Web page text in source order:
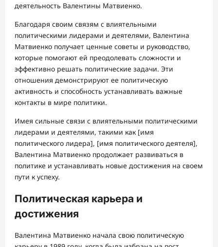
деятельность Валентины Матвиенко.
Благодаря своим связям с влиятельными
политическими лидерами и деятелями, Валентина
Матвиенко получает ценные советы и руководство,
которые помогают ей преодолевать сложности и
эффективно решать политические задачи. Эти
отношения демонстрируют ее политическую
активность и способность устанавливать важные
контакты в мире политики.
Имея сильные связи с влиятельными политическими
лидерами и деятелями, такими как [имя
политического лидера], [имя политического деятеля],
Валентина Матвиенко продолжает развиваться в
политике и устанавливать новые достижения на своем
пути к успеху.
Политическая карьера и
достижения
Валентина Матвиенко начала свою политическую